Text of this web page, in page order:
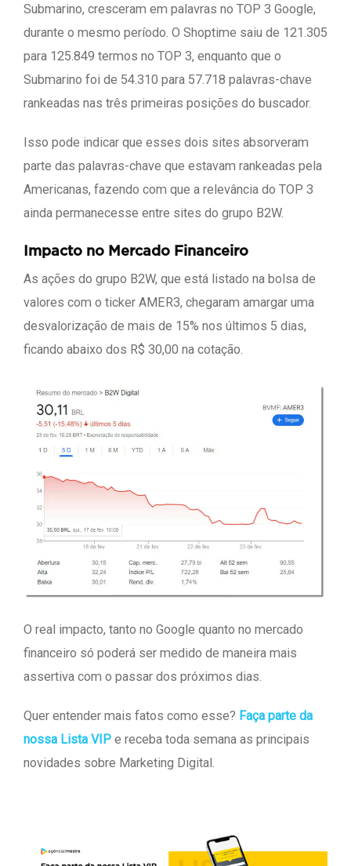
Submarino, cresceram em palavras no TOP 3 Google,
durante o mesmo período. O Shoptime saiu de 121.305
para 125.849 termos no TOP 3, enquanto que o
Submarino foi de 54.310 para 57.718 palavras-chave
rankeadas nas três primeiras posições do buscador.
Isso pode indicar que esses dois sites absorveram
parte das palavras-chave que estavam rankeadas pela
Americanas, fazendo com que a relevância do TOP 3
ainda permanecesse entre sites do grupo B2W.
Impacto no Mercado Financeiro
As ações do grupo B2W, que está listado na bolsa de
valores com o ticker AMER3, chegaram amargar uma
desvalorização de mais de 15% nos últimos 5 dias,
ficando abaixo dos R$ 30,00 na cotação.
O real impacto, tanto no Google quanto no mercado
financeiro só poderá ser medido de maneira mais
assertiva com o passar dos próximos dias.
Quer entender mais fatos como esse? Faça parte da
nossa Lista VIP e receba toda semana as principais
novidades sobre Marketing Digital.